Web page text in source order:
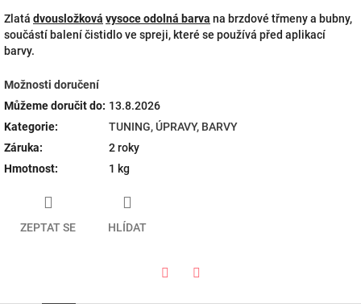
Zlatá dvousložková vysoce odolná barva na brzdové třmeny a bubny,
součástí balení čistidlo ve spreji, které se používá před aplikací
barvy.
Možnosti doručení
Můžeme doručit do: 13.8.2026
Kategorie:
TUNING, ÚPRAVY, BARVY
Záruka:
2 roky
Hmotnost: 1 kg
ZEPTAT SE HLÍDAT